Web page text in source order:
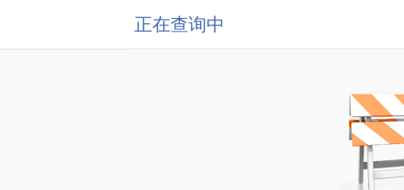
正在查询中